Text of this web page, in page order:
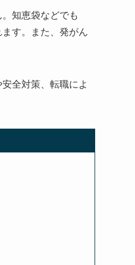
知恵袋などでも
す。また、発がん
全対策、転職によ